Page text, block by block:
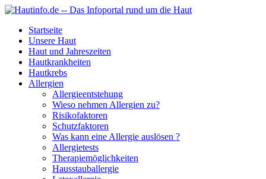
Startseite
Unsere Haut
Haut und Jahreszeiten
Hautkrankheiten
Hautkrebs
Allergien
Allergieentstehung
Wieso nehmen Allergien zu?
Risikofaktoren
Schutzfaktoren
Was kann eine Allergie auslösen ?
Allergietests
Therapiemöglichkeiten
Hausstauballergie